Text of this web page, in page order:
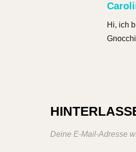
Hi, ich
Deine E-Mail-Adresse